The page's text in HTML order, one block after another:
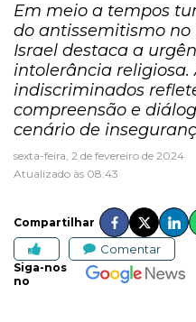
Em meio a tempos
do antissemitismo no
Israel destaca a
intolerância religiosa.
indiscriminados
compreensão e
cenário de
sexta-feira, 2 de fevereiro de 2024
Atualizado às 08:43
Compartilhar
Comentar
Siga-nos
no